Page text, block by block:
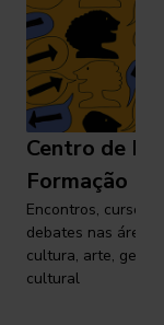
Centro de
Formação
Encontros, cursos,
debates nas áreas
cultura, arte,
cultural